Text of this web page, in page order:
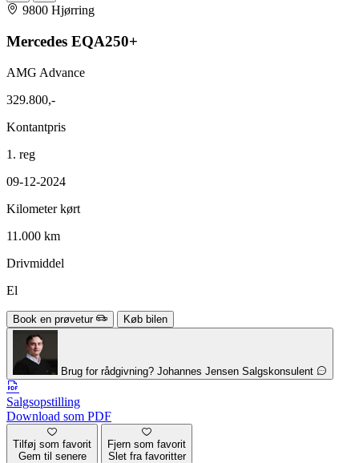
9800 Hjørring
Mercedes EQA250+
AMG Advance
329.800,-
Kontantpris
1. reg
09-12-2024
Kilometer kørt
11.000 km
Drivmiddel
El
Book en prøvetur Køb bilen
Brug for rådgivning? Johannes Jensen Salgskonsulent
Salgsopstilling
Download som PDF
Tilføj som favorit
Gem til senere
Fjern som favorit
Slet fra favoritter